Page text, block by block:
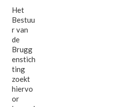
Het
Bestuu
r van
de
Brugg
enstich
ting
zoekt
hiervo
or